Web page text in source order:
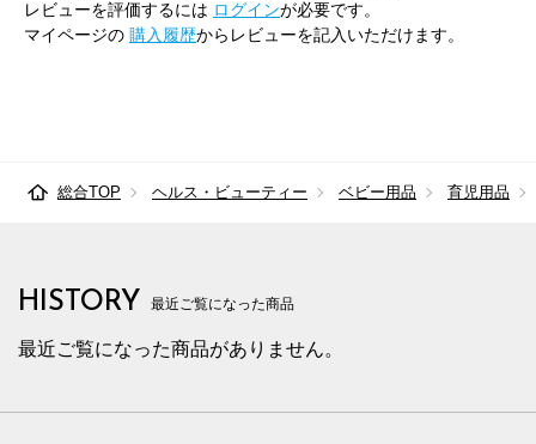
レビューを評価するには ログインが必要です。
マイページの 購入履歴からレビューを記入いただけます。
総合TOP ヘルス・ビューティー ベビー用品 育児用品
HISTORY 最近ご覧になった商品
最近ご覧になった商品がありません。